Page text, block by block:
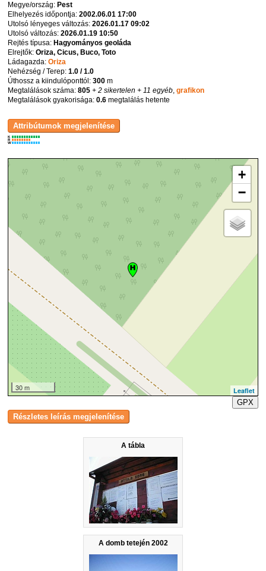
A tábla
A domb tetején 2002
Megye/ország: Pest
Elhelyezés időpontja:2002.06.01 17:00
Utolsó lényeges változás:2026.01.17 09:02
Utolsó változás:2026.01.19 10:50
Rejtés típusa: Hagyományos geoláda
Elrejtők:Oriza, Cicus, Buco, Toto
Ládagazda:Oriza
Nehézség / Terep:1.0 / 1.0
Úthossz a kiindulóponttól:300 m
Megtalálások száma:805 + 2 sikertelen + 11 egyéb,grafikon
Megtalálások gyakorisága:0.6 megtalálás hetente
K
R
W
+
−
30 m
Leaflet
GPX